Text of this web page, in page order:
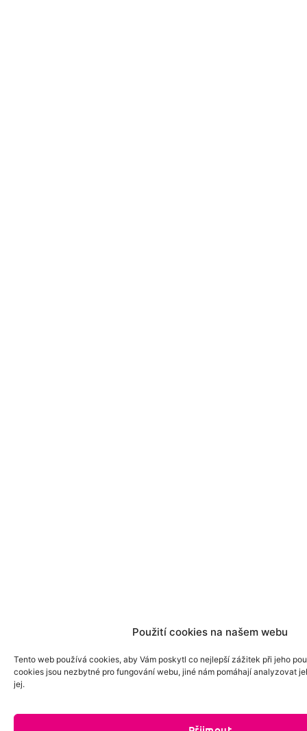
Použití cookies na našem webu
Tento web používá cookies, aby Vám poskytl co nejlepší zážitek při jeho
cookies jsou nezbytné pro fungování webu, jiné nám pomáhají analyzovat
jej.